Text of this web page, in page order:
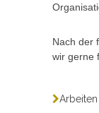
Nach der
wir gerne